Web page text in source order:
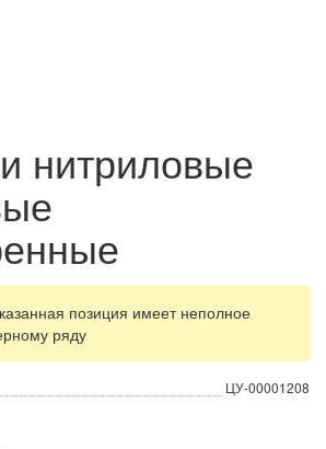
нитриловые
позиция имеет неполное
ряду
ЦУ-00001208